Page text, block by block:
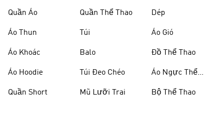
Quần Áo
Áo Thun
Áo Khoác
Áo Hoodie
Quần Short
Quần Thể Thao
Túi
Balo
Túi Đeo Chéo
Mũ Lưỡi Trai
Dép
Áo Gió
Đồ Thể Thao
Áo Ngực Thể
Bộ Thể Thao